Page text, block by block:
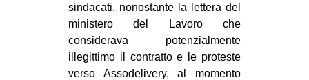
SEARCH
sindacati, nonostante la lettera del
ministero del Lavoro che
considerava potenzialmente
illegittimo il contratto e le proteste
verso Assodelivery, al momento